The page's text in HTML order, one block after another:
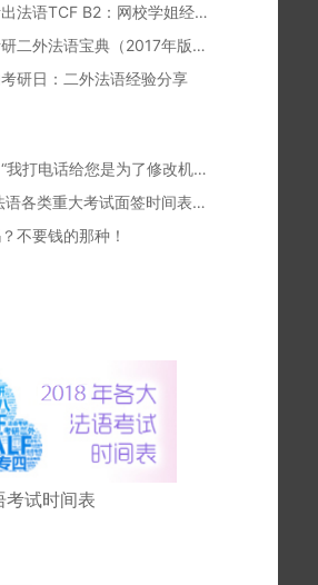
零基础八个月考出法语TCF B2：网校学姐经验分享
《沪江法语：考研二外法语宝典（2017年版）》开放下载！
研日：二外法语经验分享
法语每日一句：“我打电话给您是为了修改机票日期”法语怎么说？
最新版！2021法语各类重大考试面签时间表，一键收藏！
不要钱的那种！
考试时间表